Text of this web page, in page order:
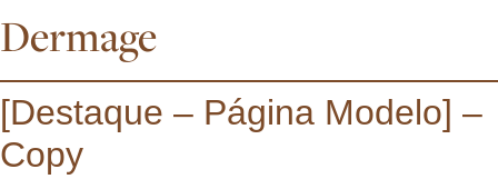
Dermage
[Destaque – Página Modelo] –
Copy